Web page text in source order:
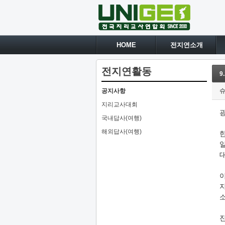
HOME 전지연소개
전지연활동
공지사항
지리교사대회
국내답사(여행)
해외답사(여행)